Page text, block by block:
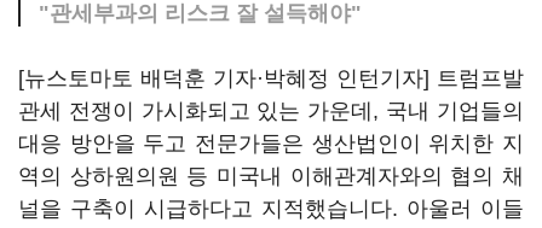
"관세부과의 리스크 잘 설득해야"
[뉴스토마토 배덕훈 기자·박혜정 인턴기자] 트럼프발
관세 전쟁이 가시화되고 있는 가운데, 국내 기업들의
대응 방안을 두고 전문가들은 생산법인이 위치한 지
역의 상하원의원 등 미국내 이해관계자와의 협의 채
널을 구축이 시급하다고 지적했습니다. 아울러 이들